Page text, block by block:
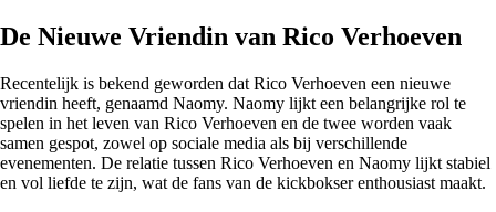
De Nieuwe Vriendin van Rico Verhoeven
Recentelijk is bekend geworden dat Rico Verhoeven een nieuwe
vriendin heeft, genaamd Naomy. Naomy lijkt een belangrijke rol te
spelen in het leven van Rico Verhoeven en de twee worden vaak
samen gespot, zowel op sociale media als bij verschillende
evenementen. De relatie tussen Rico Verhoeven en Naomy lijkt stabiel
en vol liefde te zijn, wat de fans van de kickbokser enthousiast maakt.